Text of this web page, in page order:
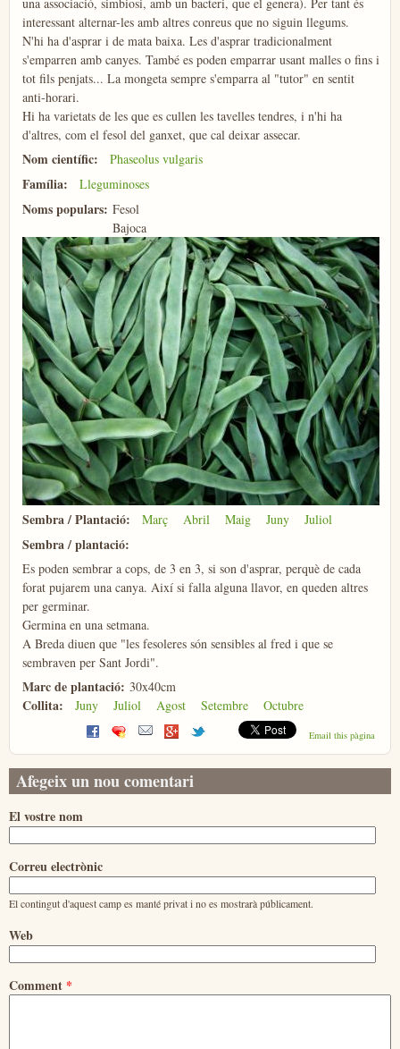
interessant alternar-les amb altres conreus que no siguin llegums.
N'hi ha d'asprar i de mata baixa. Les d'asprar tradicionalment
s'emparren amb canyes. També es poden emparrar usant malles o fins i
tot fils penjats... La mongeta sempre s'emparra al "tutor" en sentit
anti-horari.
Hi ha varietats de les que es cullen les tavelles tendres, i n'hi ha
d'altres, com el fesol del ganxet, que cal deixar assecar.
Nom científic: Phaseolus vulgaris
Família: Lleguminoses
Noms populars: Fesol
Bajoca
Sembra / Plantació: Març Abril Maig Juny Juliol
Sembra / plantació:
Es poden sembrar a cops, de 3 en 3, si son d'asprar, perquè de cada
forat pujarem una canya. Així si falla alguna llavor, en queden altres
per germinar.
Germina en una setmana.
A Breda diuen que "les fesoleres són sensibles al fred i que se
sembraven per Sant Jordi".
Marc de plantació: 30x40cm
Collita: Juny Juliol Agost Setembre Octubre
Email this pàgina
Afegeix un nou comentari
El vostre nom
Correu electrònic
El contingut d'aquest camp es manté privat i no es mostrarà públicament.
Web
Comment *